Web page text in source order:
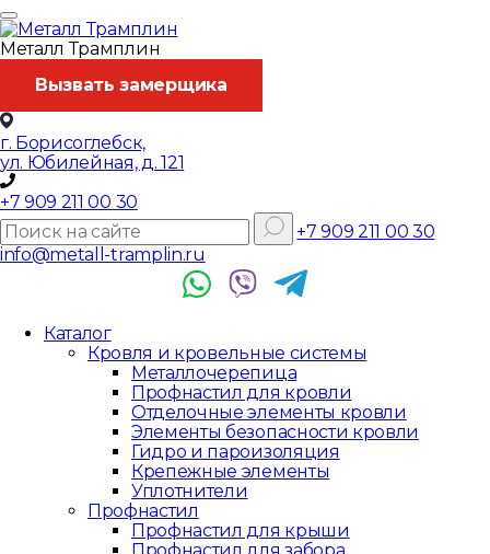
Металл Трамплин
Вызвать замерщика
г. Борисоглебск,
ул. Юбилейная, д. 121
+7 909 211 00 30
+7 909 211 00 30
info@metall-tramplin.ru
Каталог
Кровля и кровельные системы
Металлочерепица
Профнастил для кровли
Отделочные элементы кровли
Элементы безопасности кровли
Гидро и пароизоляция
Крепежные элементы
Уплотнители
Профнастил
Профнастил для крыши